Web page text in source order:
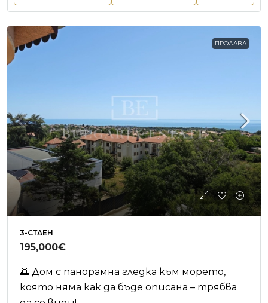
ПРОДАВА
3-СТАЕН
195,000€
🌅 Дом с панорамна гледка към морето,
която няма как да бъде описана – трябва